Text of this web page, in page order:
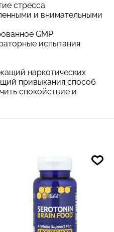
стресса
и внимательными
GMP
испытания
наркотических
привыкания способ
спокойствие и